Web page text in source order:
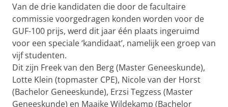
Van de drie kandidaten die door de facultaire
commissie voorgedragen konden worden voor de
GUF-100 prijs, werd dit jaar één plaats ingeruimd
voor een speciale ‘kandidaat’, namelijk een groep van
vijf studenten.
Dit zijn Freek van den Berg (Master Geneeskunde),
Lotte Klein (topmaster CPE), Nicole van der Horst
(Bachelor Geneeskunde), Erzsi Tegzess (Master
Geneeskunde) en Maaike Wildekamp (Bachelor